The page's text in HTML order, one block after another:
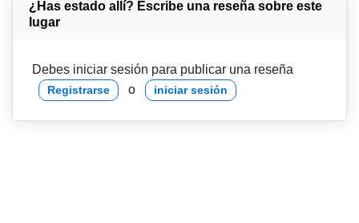
¿Has estado allí? Escribe una reseña sobre este
lugar
Debes iniciar sesión para publicar una reseña
Registrarse o iniciar sesión